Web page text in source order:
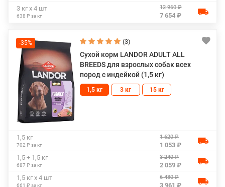
3 кг х 4 шт
638 ₽ за кг
12 960 ₽
7 654 ₽
-35% (3)
Сухой корм LANDOR ADULT ALL
BREEDS для взрослых собак всех
пород с индейкой (1,5 кг)
1,5 кг 3 кг 15 кг
1,5 кг
702 ₽ за кг
1 620 ₽
1 053 ₽
1,5 + 1,5 кг
687 ₽ за кг
3 240 ₽
2 059 ₽
1,5 кг х 4 шт
661 ₽ за кг
6 480 ₽
3 961 ₽